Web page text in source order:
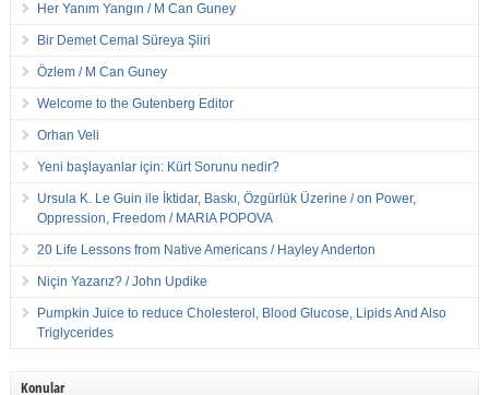
Her Yanım Yangın / M Can Guney
Bir Demet Cemal Süreya Şiiri
Özlem / M Can Guney
Welcome to the Gutenberg Editor
Orhan Veli
Yeni başlayanlar için: Kürt Sorunu nedir?
Ursula K. Le Guin ile İktidar, Baskı, Özgürlük Üzerine / on Power,
Oppression, Freedom / MARIA POPOVA
20 Life Lessons from Native Americans / Hayley Anderton
Niçin Yazarız? / John Updike
Pumpkin Juice to reduce Cholesterol, Blood Glucose, Lipids And Also
Triglycerides
Konular